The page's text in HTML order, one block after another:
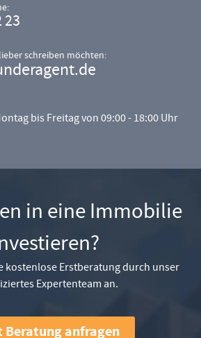
23
schreiben möchten:
bis Freitag von 09:00 - 18:00 Uhr
in eine Immobilie
kostenlose Erstberatung durch unser
Expertenteam an.
Beratung anfragen